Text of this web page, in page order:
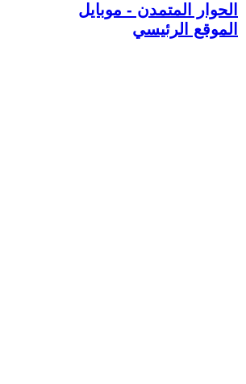
الحوار المتمدن - موبايل
الموقع الرئيسي